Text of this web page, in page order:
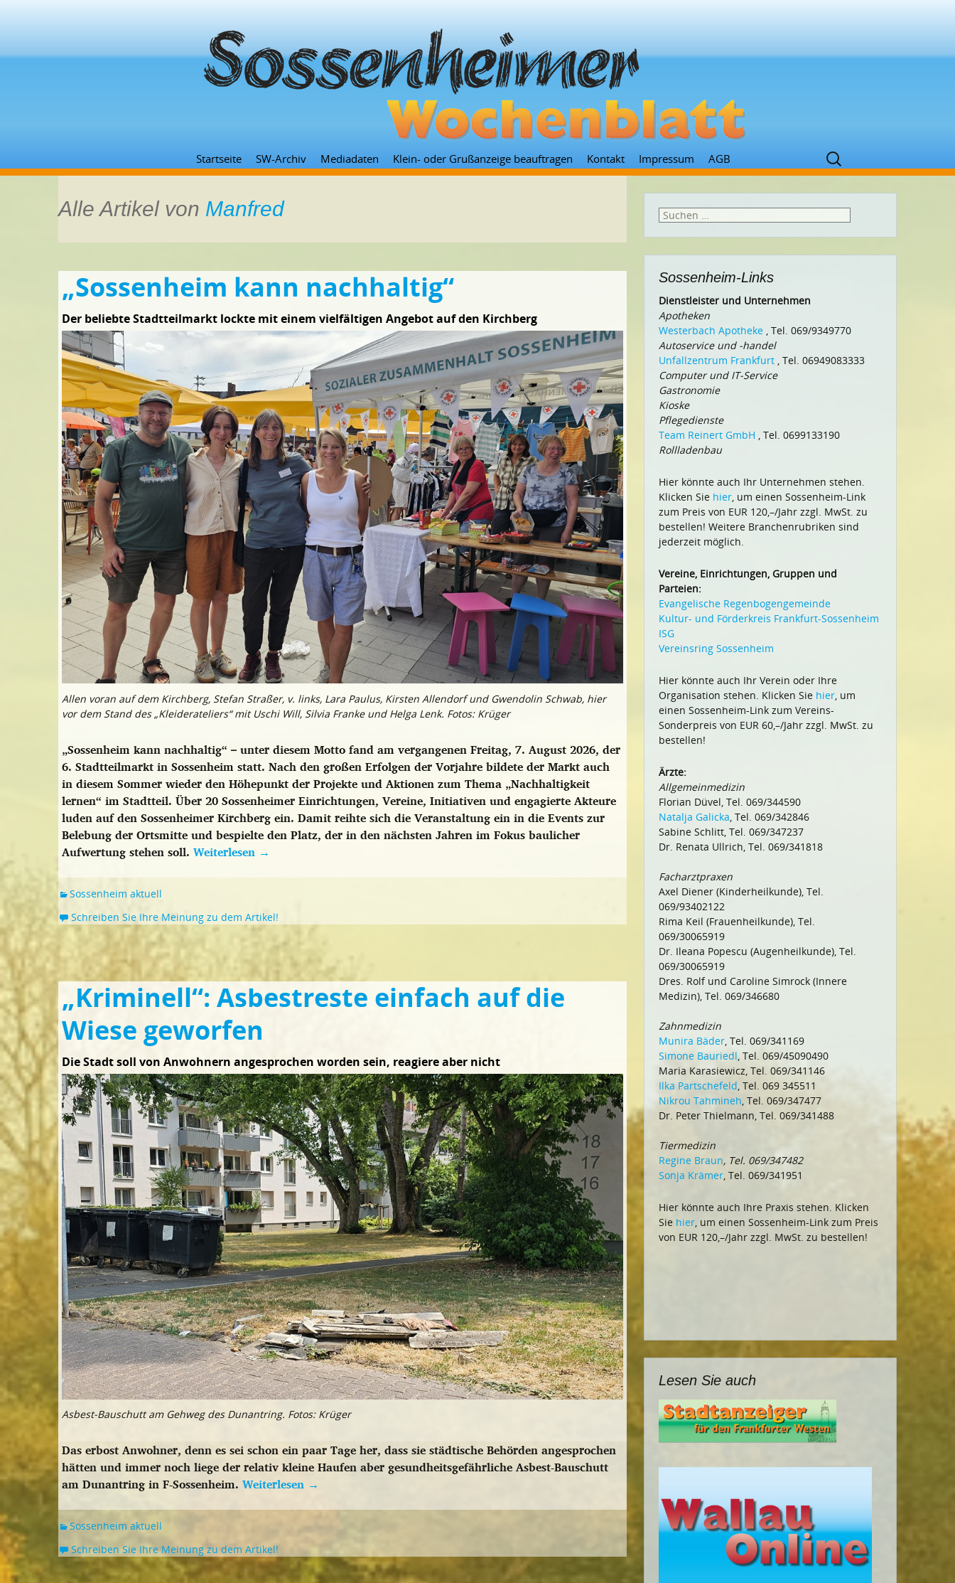
Zum
Inhalt
Startseite SW-Archiv Mediadaten Klein- oder Grußanzeige beauftragen Kontakt Impressum AGB
Suchen
nach:
Alle Artikel von Manfred
„Sossenheim kann nachhaltig“
Der beliebte Stadtteilmarkt lockte mit einem vielfältigen Angebot auf den Kirchberg
Allen voran auf dem Kirchberg, Stefan Straßer, v. links, Lara Paulus, Kirsten Allendorf und Gwendolin Schwab, hier
vor dem Stand des „Kleiderateliers“ mit Uschi Will, Silvia Franke und Helga Lenk. Fotos: Krüger
„Sossenheim kann nachhaltig“ – unter diesem Motto fand am vergangenen Freitag, 7. August 2026, der
6. Stadtteilmarkt in Sossenheim statt. Nach den großen Erfolgen der Vorjahre bildete der Markt auch
in diesem Sommer wieder den Höhepunkt der Projekte und Aktionen zum Thema „Nachhaltigkeit
lernen“ im Stadtteil. Über 20 Sossenheimer Einrichtungen, Vereine, Initiativen und engagierte Akteure
luden auf den Sossenheimer Kirchberg ein. Damit reihte sich die Veranstaltung ein in die Events zur
Belebung der Ortsmitte und bespielte den Platz, der in den nächsten Jahren im Fokus baulicher
Aufwertung stehen soll. Weiterlesen →
Sossenheim aktuell
Schreiben Sie Ihre Meinung zu dem Artikel!
„Kriminell“: Asbestreste einfach auf die
Wiese geworfen
Die Stadt soll von Anwohnern angesprochen worden sein, reagiere aber nicht
Asbest-Bauschutt am Gehweg des Dunantring. Fotos: Krüger
Das erbost Anwohner, denn es sei schon ein paar Tage her, dass sie städtische Behörden angesprochen
hätten und immer noch liege der relativ kleine Haufen aber gesundheitsgefährliche Asbest-Bauschutt
am Dunantring in F-Sossenheim. Weiterlesen →
Sossenheim aktuell
Schreiben Sie Ihre Meinung zu dem Artikel!
Suchen
Sossenheim-Links
Dienstleister und Unternehmen
Apotheken
Westerbach Apotheke , Tel. 069/9349770
Autoservice und -handel
Unfallzentrum Frankfurt , Tel. 06949083333
Computer und IT-Service
Gastronomie
Kioske
Pflegedienste
Team Reinert GmbH , Tel. 0699133190
Rollladenbau
Hier könnte auch Ihr Unternehmen stehen.
Klicken Sie hier, um einen Sossenheim-Link
zum Preis von EUR 120,–/Jahr zzgl. MwSt. zu
bestellen! Weitere Branchenrubriken sind
jederzeit möglich.
Vereine, Einrichtungen, Gruppen und
Parteien:
Evangelische Regenbogengemeinde
Kultur- und Förderkreis Frankfurt-Sossenheim
ISG
Vereinsring Sossenheim
Hier könnte auch Ihr Verein oder Ihre
Organisation stehen. Klicken Sie hier, um
einen Sossenheim-Link zum Vereins-
Sonderpreis von EUR 60,–/Jahr zzgl. MwSt. zu
bestellen!
Ärzte:
Allgemeinmedizin
Florian Düvel, Tel. 069/344590
Natalja Galicka, Tel. 069/342846
Sabine Schlitt, Tel. 069/347237
Dr. Renata Ullrich, Tel. 069/341818
Facharztpraxen
Axel Diener (Kinderheilkunde), Tel.
069/93402122
Rima Keil (Frauenheilkunde), Tel.
069/30065919
Dr. Ileana Popescu (Augenheilkunde), Tel.
069/30065919
Dres. Rolf und Caroline Simrock (Innere
Medizin), Tel. 069/346680
Zahnmedizin
Munira Bäder, Tel. 069/341169
Simone Bauriedl, Tel. 069/45090490
Maria Karasiewicz, Tel. 069/341146
Ilka Partschefeld, Tel. 069 345511
Nikrou Tahmineh, Tel. 069/347477
Dr. Peter Thielmann, Tel. 069/341488
Tiermedizin
Regine Braun, Tel. 069/347482
Sonja Krämer, Tel. 069/341951
Hier könnte auch Ihre Praxis stehen. Klicken
Sie hier, um einen Sossenheim-Link zum Preis
von EUR 120,–/Jahr zzgl. MwSt. zu bestellen!
Lesen Sie auch